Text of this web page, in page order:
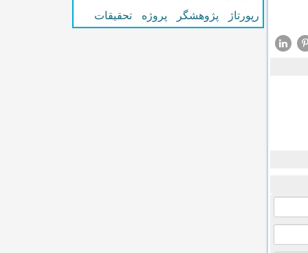
رپورتاژ
پژوهشگر پروژه تحقیقات